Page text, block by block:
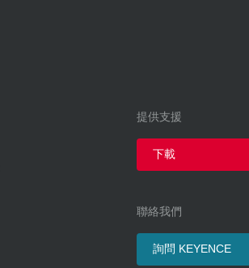
提供支援
下載
聯絡我們
詢問 KEYENCE